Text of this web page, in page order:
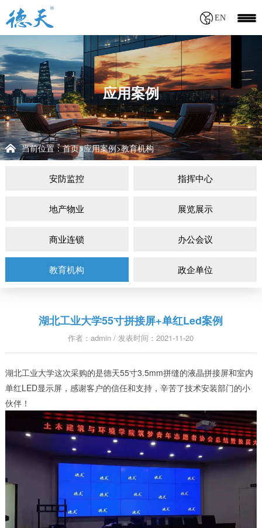
EN
应用案例
当前位置：首页>应用案例>教育机构
安防监控 指挥中心
地产物业 展览展示
商业连锁 办公会议
教育机构 政企单位
湖北工业大学55寸拼接屏+单红Led案例
作者：admin / 发表时间：2021-11-20
湖北工业大学这次采购的是德天55寸3.5mm拼缝的液晶拼接屏和室内
单红LED显示屏，感谢客户的信任和支持，辛苦了技术安装部门的小
伙伴！